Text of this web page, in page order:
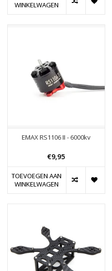
WINKELWAGEN
EMAX RS1106 II - 6000kv
€9,95
TOEVOEGEN AAN
WINKELWAGEN